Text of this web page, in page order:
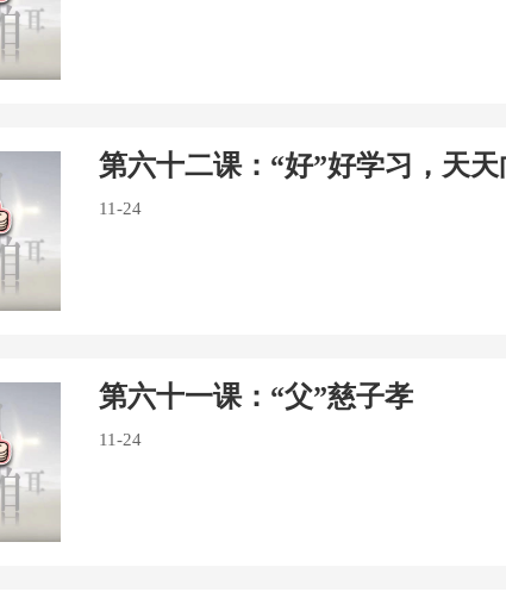
第六十二课：“好”好学习，天天
11-24
第六十一课：“父”慈子孝
11-24